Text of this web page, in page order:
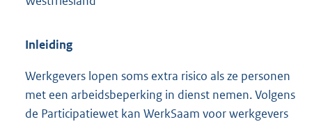
Inleiding
Werkgevers lopen soms extra risico als ze personen
met een arbeidsbeperking in dienst nemen. Volgens
de Participatiewet kan WerkSaam voor werkgevers